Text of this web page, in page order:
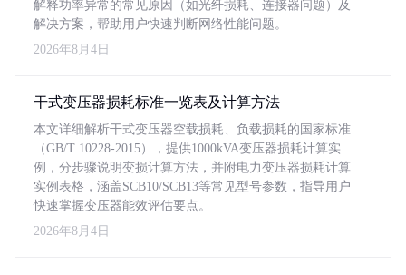
解释功率异常的常见原因（如光纤损耗、连接器问题）及
解决方案，帮助用户快速判断网络性能问题。
2026年8月4日
干式变压器损耗标准一览表及计算方法
本文详细解析干式变压器空载损耗、负载损耗的国家标准
（GB/T 10228-2015），提供1000kVA变压器损耗计算实
例，分步骤说明变损计算方法，并附电力变压器损耗计算
实例表格，涵盖SCB10/SCB13等常见型号参数，指导用户
快速掌握变压器能效评估要点。
2026年8月4日